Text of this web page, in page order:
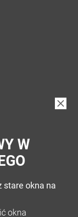
W
stare okna na
okna